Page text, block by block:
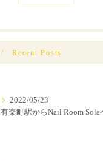
Recent Posts
2022/05/23
有楽町駅からNail Room Sola